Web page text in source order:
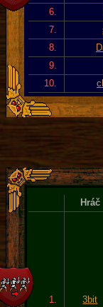
6.
7.
8.
9.
10.
Hráč
1. 3bit